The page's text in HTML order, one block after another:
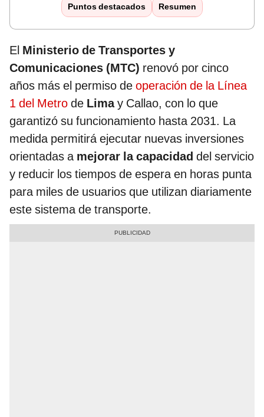
Puntos destacados Resumen
El Ministerio de Transportes y
Comunicaciones (MTC) renovó por cinco
años más el permiso de operación de la Línea
1 del Metro de Limay Callao, con lo que
garantizó su funcionamiento hasta 2031. La
medida permitirá ejecutar nuevas inversiones
orientadas a mejorar la capacidad del servicio
y reducir los tiempos de espera en horas punta
para miles de usuarios que utilizan diariamente
este sistema de transporte.